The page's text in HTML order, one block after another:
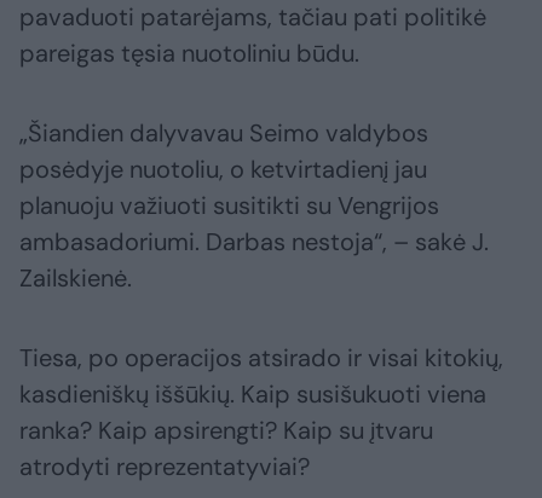
pavaduoti patarėjams, tačiau pati politikė
pareigas tęsia nuotoliniu būdu.
„Šiandien dalyvavau Seimo valdybos
posėdyje nuotoliu, o ketvirtadienį jau
planuoju važiuoti susitikti su Vengrijos
ambasadoriumi. Darbas nestoja“, – sakė J.
Zailskienė.
Tiesa, po operacijos atsirado ir visai kitokių,
kasdieniškų iššūkių. Kaip susišukuoti viena
ranka? Kaip apsirengti? Kaip su įtvaru
atrodyti reprezentatyviai?